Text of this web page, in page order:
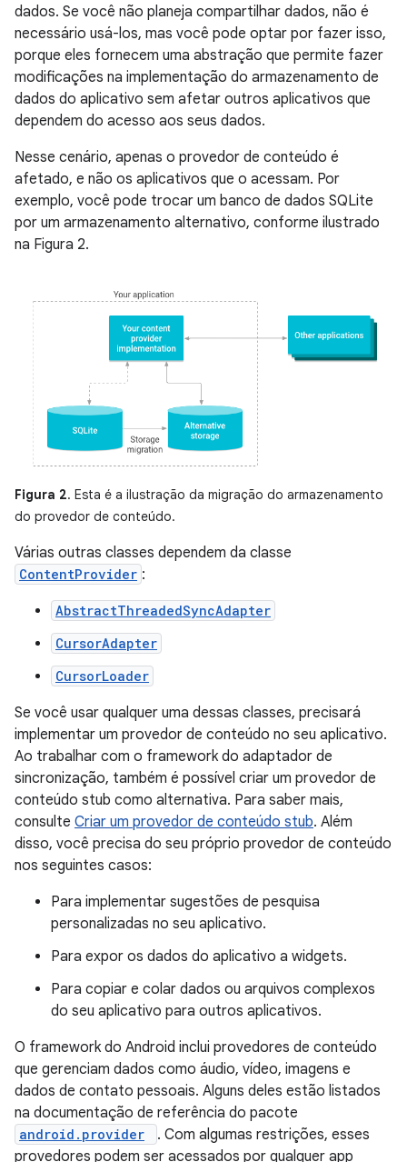
dados. Se você não planeja compartilhar dados, não é
necessário usá-los, mas você pode optar por fazer isso,
porque eles fornecem uma abstração que permite fazer
modificações na implementação do armazenamento de
dados do aplicativo sem afetar outros aplicativos que
dependem do acesso aos seus dados.
Nesse cenário, apenas o provedor de conteúdo é
afetado, e não os aplicativos que o acessam. Por
exemplo, você pode trocar um banco de dados SQLite
por um armazenamento alternativo, conforme ilustrado
na Figura 2.
Figura 2. Esta é a ilustração da migração do armazenamento
do provedor de conteúdo.
Várias outras classes dependem da classe
ContentProvider :
AbstractThreadedSyncAdapter
CursorAdapter
CursorLoader
Se você usar qualquer uma dessas classes, precisará
implementar um provedor de conteúdo no seu aplicativo.
Ao trabalhar com o framework do adaptador de
sincronização, também é possível criar um provedor de
conteúdo stub como alternativa. Para saber mais,
consulte Criar um provedor de conteúdo stub. Além
disso, você precisa do seu próprio provedor de conteúdo
nos seguintes casos:
Para implementar sugestões de pesquisa
personalizadas no seu aplicativo.
Para expor os dados do aplicativo a widgets.
Para copiar e colar dados ou arquivos complexos
do seu aplicativo para outros aplicativos.
O framework do Android inclui provedores de conteúdo
que gerenciam dados como áudio, vídeo, imagens e
dados de contato pessoais. Alguns deles estão listados
na documentação de referência do pacote
android.provider
. Com algumas restrições, esses
provedores podem ser acessados por qualquer app